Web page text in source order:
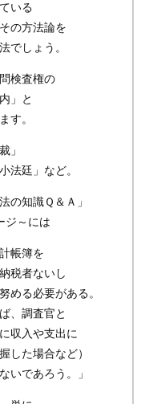
いる
の方法論を
でしょう。
検査権の
」と
す。
」
法廷」など。
の知識Ｑ＆Ａ」
ジ～には
帳簿を
税者ないし
める必要がある。
、調査官と
収入や支出に
した場合など）
いであろう。」